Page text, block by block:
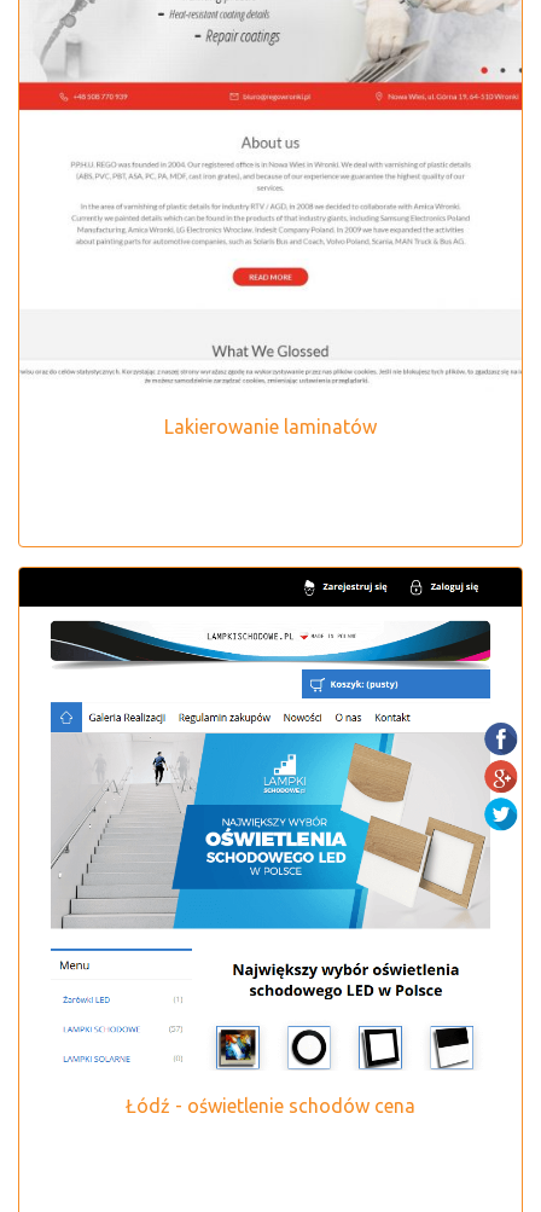
Lakierowanie laminatów
Łódź - oświetlenie schodów cena